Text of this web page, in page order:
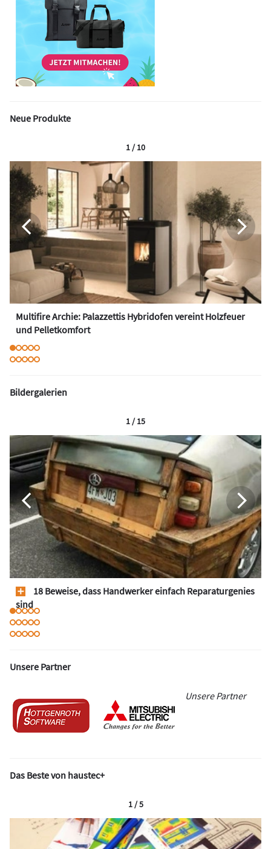
Neue Produkte
Multifire Archie: Palazzettis Hybridofen vereint Holzfeuer
und Pelletkomfort
1 / 10
Bildergalerien
18 Beweise, dass Handwerker einfach Reparaturgenies
sind
1 / 15
Unsere Partner
Unsere Partner
Das Beste von haustec+
1 / 5